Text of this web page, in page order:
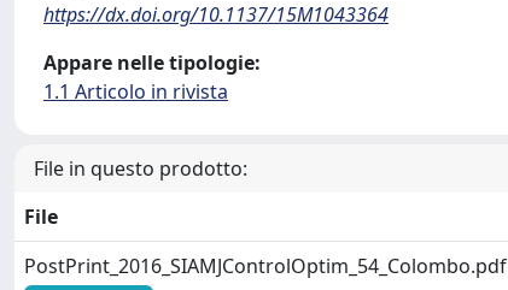
https://dx.doi.org/10.1137/15M1043364
Appare nelle tipologie:
1.1 Articolo in rivista
File in questo prodotto:
File
PostPrint_2016_SIAMJControlOptim_54_Colombo.pdf